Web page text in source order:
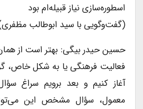
اسطوره‌سازی نیاز قبیله‌ام بود
(گفت‌وگویی با سید ابوطالب مظفری)
حسین حیدر بیگی: بهتر است از
فعالیت فرهنگی یا به شکل خاص،
آغاز کنیم و بعد برویم سراغ
معمول، سؤال مشخص این